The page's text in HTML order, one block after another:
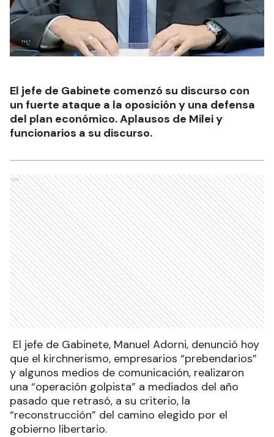
El jefe de Gabinete comenzó su discurso con
un fuerte ataque a la oposición y una defensa
del plan económico. Aplausos de Milei y
funcionarios a su discurso.
Ads
El jefe de Gabinete, Manuel Adorni, denunció hoy
que el kirchnerismo, empresarios “prebendarios”
y algunos medios de comunicación, realizaron
una “operación golpista” a mediados del año
pasado que retrasó, a su criterio, la
“reconstrucción” del camino elegido por el
gobierno libertario.